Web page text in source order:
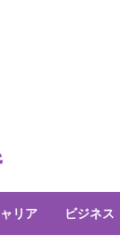
リア ビジネス